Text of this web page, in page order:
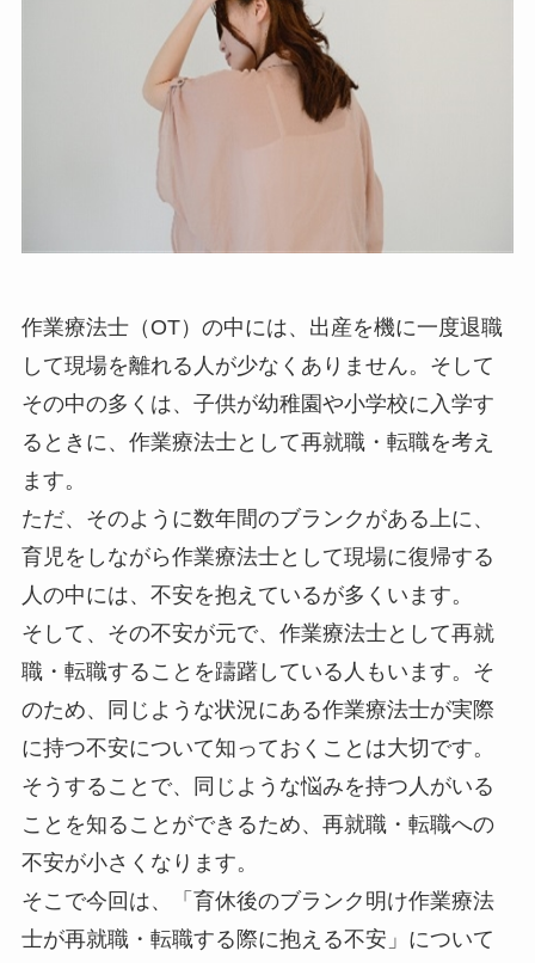
作業療法士（OT）の中には、出産を機に一度退職
して現場を離れる人が少なくありません。そして
その中の多くは、子供が幼稚園や小学校に入学す
るときに、作業療法士として再就職・転職を考え
ます。
ただ、そのように数年間のブランクがある上に、
育児をしながら作業療法士として現場に復帰する
人の中には、不安を抱えているが多くいます。
そして、その不安が元で、作業療法士として再就
職・転職することを躊躇している人もいます。そ
のため、同じような状況にある作業療法士が実際
に持つ不安について知っておくことは大切です。
そうすることで、同じような悩みを持つ人がいる
ことを知ることができるため、再就職・転職への
不安が小さくなります。
そこで今回は、「育休後のブランク明け作業療法
士が再就職・転職する際に抱える不安」について